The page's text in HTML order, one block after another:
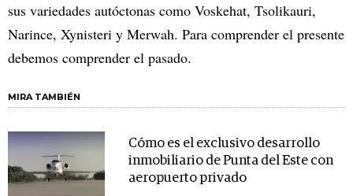
sus variedades autóctonas como Voskehat, Tsolikauri,
Narince, Xynisteri y Merwah. Para comprender el presente
debemos comprender el pasado.
MIRA TAMBIÉN
Cómo es el exclusivo desarrollo
inmobiliario de Punta del Este con
aeropuerto privado